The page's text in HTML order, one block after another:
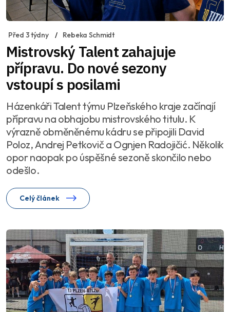
Před 3 týdny Rebeka Schmidt
Mistrovský Talent zahajuje
přípravu. Do nové sezony
vstoupí s posilami
Házenkáři Talent týmu Plzeňského kraje začínají
přípravu na obhajobu mistrovského titulu. K
výrazně obměněnému kádru se připojili David
Poloz, Andrej Petkovič a Ognjen Radojičić. Několik
opor naopak po úspěšné sezoně skončilo nebo
odešlo.
Celý článek